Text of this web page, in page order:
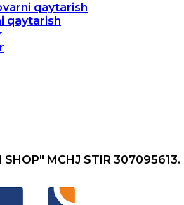
qaytarish
qaytarish
MCHJ STIR 307095613.